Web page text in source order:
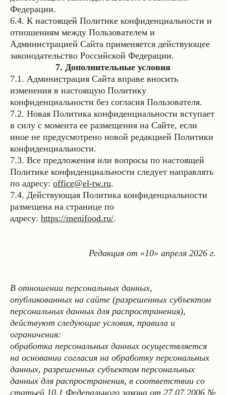
Федерации.
6.4. К настоящей Политике конфиденциальности и
отношениям между Пользователем и
Администрацией Сайта применяется действующее
законодательство Российской Федерации.
7. Дополнительные условия
7.1. Администрация Сайта вправе вносить
изменения в настоящую Политику
конфиденциальности без согласия Пользователя.
7.2. Новая Политика конфиденциальности вступает
в силу с момента ее размещения на Сайте, если
иное не предусмотрено новой редакцией Политики
конфиденциальности.
7.3. Все предложения или вопросы по настоящей
Политике конфиденциальности следует направлять
по адресу: office@el-tw.ru.
7.4. Действующая Политика конфиденциальности
размещена на странице по
адресу: https://menifood.ru/.
Редакция от «10» апреля 2026 г.
В отношении персональных данных,
опубликованных на сайте (разрешенных субъектом
персональных данных для распространения),
действуют следующие условия, правила и
ограничения:
обработка персональных данных осуществляется
на основании согласия на обработку персональных
данных, разрешенных субъектом персональных
данных для распространения, в соответствии со
статьей 10.1 Федерального закона от 27.07.2006 №